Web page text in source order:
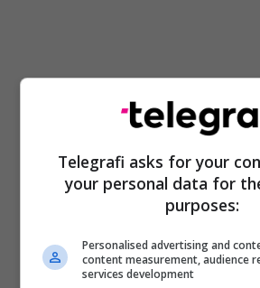
Telegrafi asks for your
your personal data for
purposes:
Personalised advertising and
content measurement, audience
services development